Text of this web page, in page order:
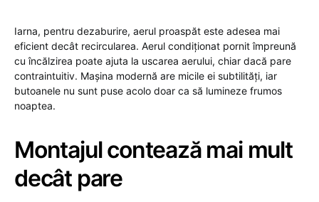
Iarna, pentru dezaburire, aerul proaspăt este adesea mai
eficient decât recircularea. Aerul condiționat pornit împreună
cu încălzirea poate ajuta la uscarea aerului, chiar dacă pare
contraintuitiv. Mașina modernă are micile ei subtilități, iar
butoanele nu sunt puse acolo doar ca să lumineze frumos
noaptea.
Montajul contează mai mult
decât pare